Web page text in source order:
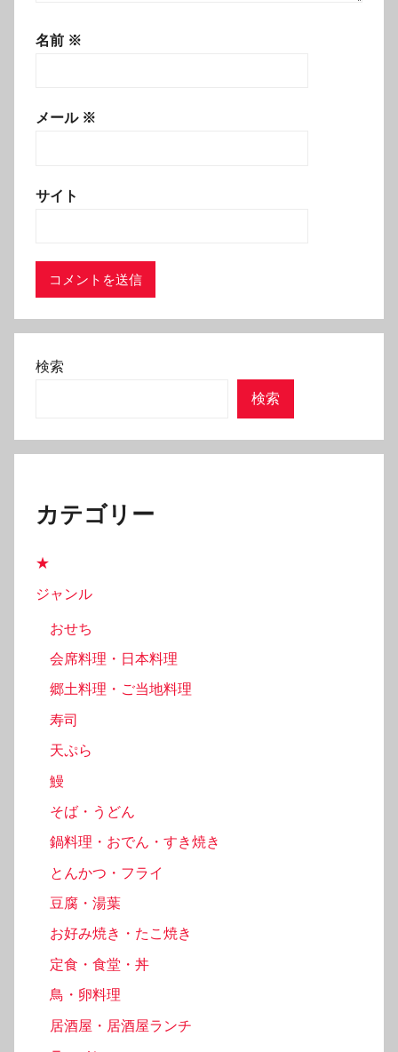
名前 ※
メール ※
サイト
検索
検索
カテゴリー
★
ジャンル
おせち
会席料理・日本料理
郷土料理・ご当地料理
寿司
天ぷら
鰻
そば・うどん
鍋料理・おでん・すき焼き
とんかつ・フライ
豆腐・湯葉
お好み焼き・たこ焼き
定食・食堂・丼
鳥・卵料理
居酒屋・居酒屋ランチ